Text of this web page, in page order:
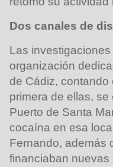
Dos canales de
Las
organización
de Cádiz, contando
primera de ellas,
Puerto de Santa
cocaína en esa
Fernando, además
financiaban